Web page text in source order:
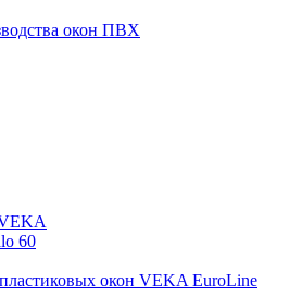
окон ПВХ
60
окон VEKA EuroLine